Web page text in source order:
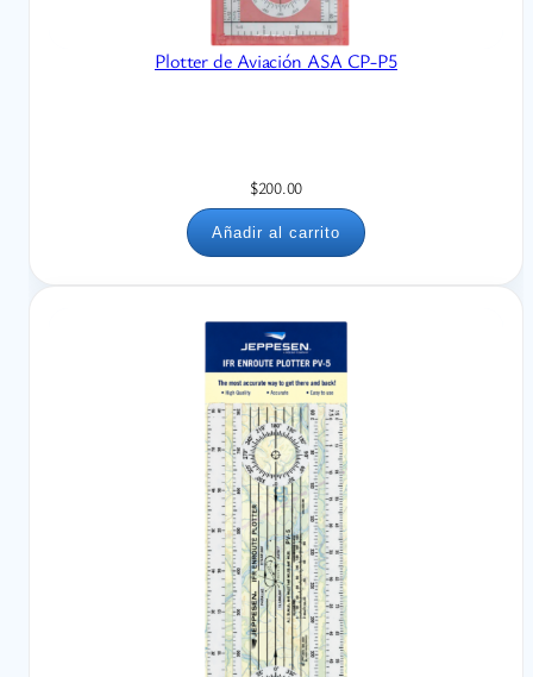
Plotter de Aviación ASA CP-P5
$200.00
Añadir al carrito